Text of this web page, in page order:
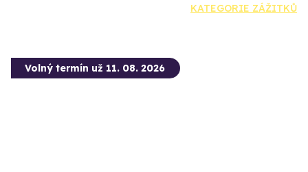
KATEGORIE ZÁŽITKŮ
Volný termín už 11. 08. 2026